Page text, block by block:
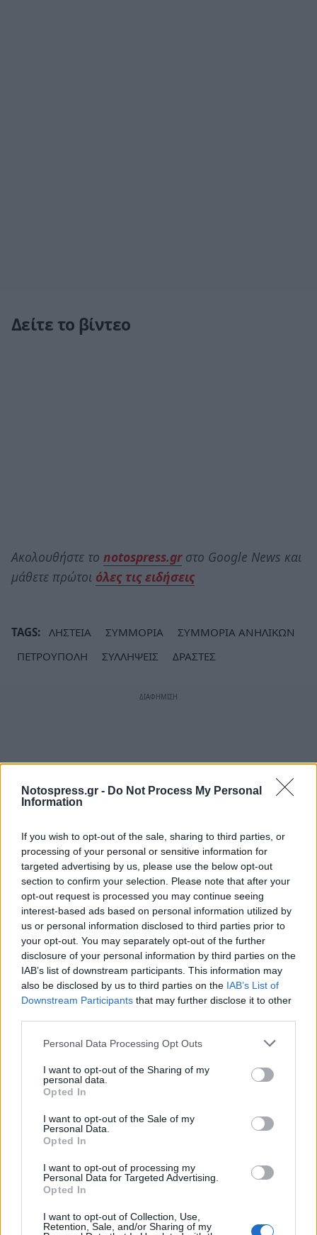
Notospress.gr - Do Not Process My Personal
Information
If you wish to opt-out of the sale, sharing to third parties, or
processing of your personal or sensitive information for
targeted advertising by us, please use the below opt-out
section to confirm your selection. Please note that after your
opt-out request is processed you may continue seeing
interest-based ads based on personal information utilized by
us or personal information disclosed to third parties prior to
your opt-out. You may separately opt-out of the further
disclosure of your personal information by third parties on the
IAB’s list of downstream participants. This information may
also be disclosed by us to third parties on the IAB’s List of
Downstream Participants that may further disclose it to other
Personal Data Processing Opt Outs
I want to opt-out of the Sharing of my
personal data.
Opted In
I want to opt-out of the Sale of my
Personal Data.
Opted In
I want to opt-out of processing my
Personal Data for Targeted Advertising.
Opted In
I want to opt-out of Collection, Use,
Retention, Sale, and/or Sharing of my
Δείτε το βίντεο
Ακολουθήστε το notospress.grστο Google News και
μάθετε πρώτοι όλες τις ειδήσεις
TAGS: ΛΗΣΤΕΙΑ ΣΥΜΜΟΡΙΑ
ΣΥΜΜΟΡΙΑ ΑΝΗΛΙΚΩΝ
ΠΕΤΡΟΥΠΟΛΗ
ΣΥΛΛΗΨΕΙΣ ΔΡΑΣΤΕΣ
Σχετικά Άρθρα